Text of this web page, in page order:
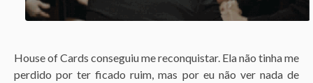
House of Cards conseguiu me reconquistar. Ela não tinha me
perdido por ter ficado ruim, mas por eu não ver nada de